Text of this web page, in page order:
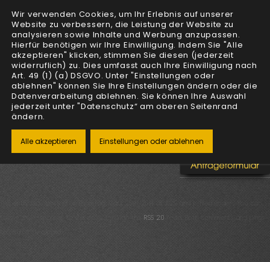
Automationen» Anfrageformular_hover
This entry was posted on Dienstag, März 25th, 2014 at 11:29 and is filed under . You can
RSS 2.0
Wir verwenden Cookies, um Ihr Erlebnis auf unserer
Website zu verbessern, die Leistung der Website zu
analysieren sowie Inhalte und Werbung anzupassen.
Hierfür benötigen wir Ihre Einwilligung. Indem Sie "Alle
akzeptieren" klicken, stimmen Sie diesen (jederzeit
widerruflich) zu. Dies umfasst auch Ihre Einwilligung nach
Art. 49 (1) (a) DSGVO. Unter "Einstellungen oder
ablehnen" können Sie Ihre Einstellungen ändern oder die
Datenverarbeitung ablehnen. Sie können Ihre Auswahl
jederzeit unter "Datenschutz“ am oberen Seitenrand
ändern.
Alle akzeptieren Einstellungen oder ablehnen